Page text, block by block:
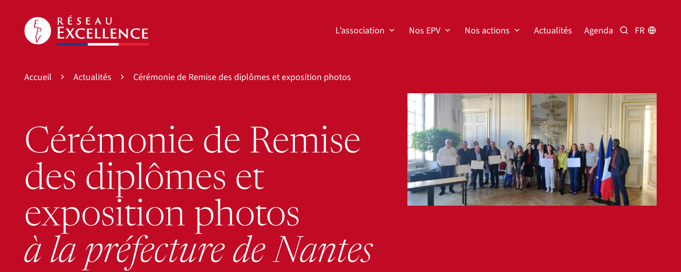
L’association Nos EPV Nos actions Actualités Agenda Rechercher
FR
Accueil Actualités Cérémonie de Remise des diplômes et exposition photos
Cérémonie de Remise
des diplômes et
exposition photos
à la préfecture de Nantes
Agrandir